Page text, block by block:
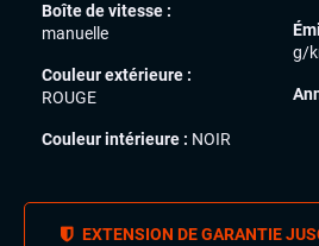
Boîte de vitesse :
manuelle
Couleur extérieure :
ROUGE
Couleur intérieure : NOIR
g/
EXTENSION DE GARANTIE